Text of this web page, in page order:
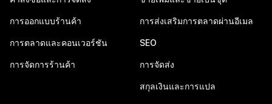
การออกแบบร้านค้า
การตลาดและคอนเวอร์ชัน
การจัดการร้านค้า
การส่งเสริมการตลาดผ่านอีเมล
SEO
การจัดส่ง
สกุลเงินและการแปล